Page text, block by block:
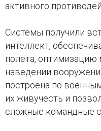
активного
Системы получили
интеллект,
полёта,
наведении
построена по
их живучесть и
сложные командные